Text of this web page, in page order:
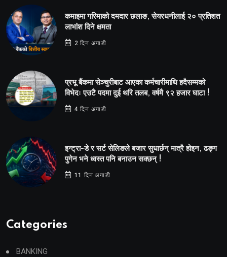
कमाइमा गरिमाको दमदार छलाङ, सेयरधनीलाई २० प्रतिशत
लाभांश दिने क्षमता
2 दिन अगाडी
प्रभू बैंकमा सेञ्चुरीबाट आएका कर्मचारीमाथि हदैसम्मको
विभेदः एउटै पदमा दुई थरि तलब, वर्षमै ९२ हजार घाटा !
4 दिन अगाडी
इन्ट्रा-डे र सर्ट सेलिङले बजार सुधार्छन् मात्रै होइन, ढङ्ग
पुगेन भने ध्वस्त पनि बनाउन सक्छन् !
11 दिन अगाडी
Categories
BANKING